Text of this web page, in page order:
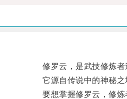
修罗云，是武技修炼者
它源自传说中的神秘之地
要想掌握修罗云，修炼